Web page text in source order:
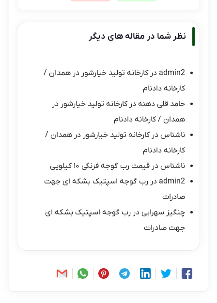
نظر شما در مقاله های دیگر
admin2 درکارخانه تولید خیارشور در همدان /
کارخانه دادنام
حامد قلی دهنه درکارخانه تولید خیارشور در
همدان / کارخانه دادنام
ناشناس درکارخانه تولید خیارشور در همدان /
کارخانه دادنام
ناشناس درقیمت رب گوجه فرنگی ۱۰ کیلویی
admin2 دررب گوجه اسپتیک بشکه ای جهت
صادرات
چنگیز سهرابی دررب گوجه اسپتیک بشکه ای
جهت صادرات